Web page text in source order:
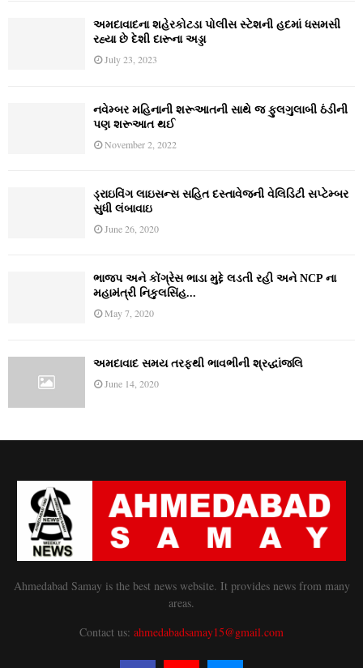
અમદાવાદના શહેરકોટડા પોલીસ સ્ટેશની હદમાં ધસમસી
રહ્યા છે દેશી દારૂના અડ્ડા
July 23, 2023
નવેમ્‍બર મહિનાની શરૂઆતની સાથે જ ફુલગુલાબી ઠંડીની
પણ શરૂઆત થઈ
November 2, 2022
ડ્રાઇવિંગ લાઇસન્સ સહિત દસ્તાવેજની વેલિડિટી સપ્ટેમ્બર
સુધી લંબાવાઇ
June 26, 2020
ભાજપ અને કોંગ્રેસ ભાડા મુદ્દે લડતી રહી અને NCP ના
મહામંત્રી નિકુલસિંહ...
May 7, 2020
અમદાવાદ સમય તરફથી ભાવભીની શ્રદ્ધાંજલિ
June 14, 2020
Ahmedabad Samay is the best news website. It provides news from many
areas.
Contact us: ahmedabadsamay15@gmail.com